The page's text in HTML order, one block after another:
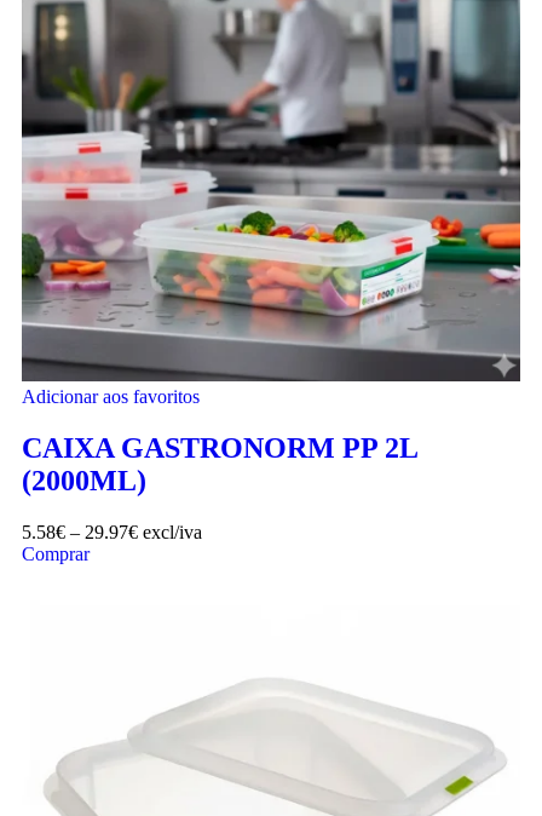
Adicionar aos favoritos
CAIXA GASTRONORM PP 2L
(2000ML)
5.58€ – 29.97€ excl/iva
Comprar